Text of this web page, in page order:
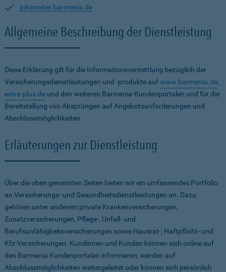
johanniter.barmenia.de
Allgemeine Beschreibung der Dienstleistung
Diese Erklärung gilt für die Informationsvermittlung bezüglich der
Versicherungsdienstleistungen und -produkte aufwww.barmenia.de,
extra-plus.de und den weiteren Barmenia-Kundenportalen und für die
Bereitstellung von Absprüngen auf Angebotsanforderungen und
Abschlussmöglichkeiten.
Erläuterungen zur Dienstleistung
Über die oben genannten Seiten bieten wir ein umfassendes Portfolio
an Versicherungs- und Gesundheitsdienstleistungen an. Dazu
gehören unter anderem private Krankenversicherungen,
Zusatzversicherungen, Pflege-, Unfall- und
Berufsunfähigkeitsversicherungen sowie Hausrat-, Haftpflicht- und
Kfz-Versicherungen. Kundinnen und Kunden können sich online auf
den Barmenia Kundenportalen informieren, werden auf
Abschlussmöglichkeiten weitergeleitet oder können sich persönlich